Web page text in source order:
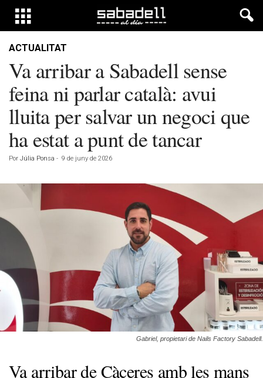
ACTUALITAT
Va arribar a Sabadell sense
feina ni parlar català: avui
lluita per salvar un negoci que
ha estat a punt de tancar
Por Júlia Ponsa - 9 de juny de 2026
Gabriel, propietari de Nails Factory Sabadell.
Va arribar de Càceres amb les mans